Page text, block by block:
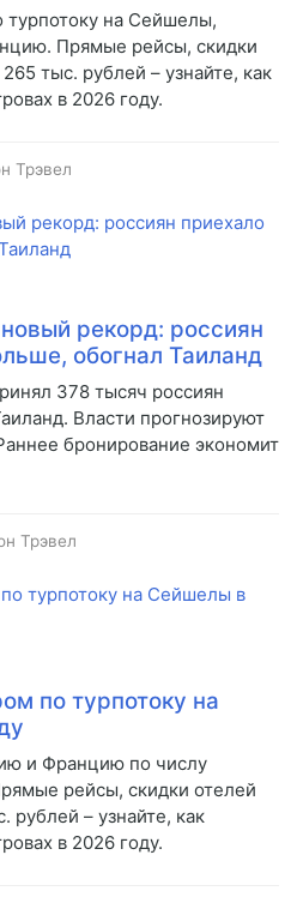
турпотоку на Сейшелы,
Прямые рейсы, скидки
тыс. рублей – узнайте, как
в 2026 году.
Трэвел
рекорд: россиян
обогнал Таиланд
378 тысяч россиян
Власти прогнозируют
бронирование экономит
Трэвел
по турпотоку на
и Францию по числу
рейсы, скидки отелей
рублей – узнайте, как
в 2026 году.